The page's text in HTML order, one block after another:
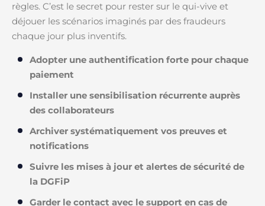
règles. C’est le secret pour rester sur le qui-vive et
déjouer les scénarios imaginés par des fraudeurs
chaque jour plus inventifs.
Adopter une authentification forte pour chaque
paiement
Installer une sensibilisation récurrente auprès
des collaborateurs
Archiver systématiquement vos preuves et
notifications
Suivre les mises à jour et alertes de sécurité de
la DGFiP
Garder le contact avec le support en cas de